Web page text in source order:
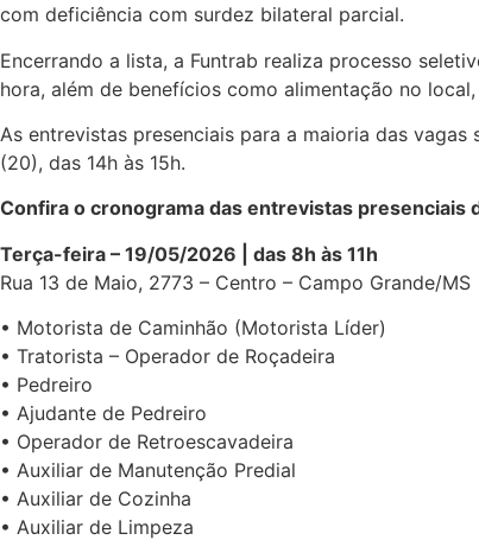
com deficiência com surdez bilateral parcial.
Encerrando a lista, a Funtrab realiza processo
hora, além de benefícios como alimentação no
As entrevistas presenciais para a maioria das
(20), das 14h às 15h.
Confira o cronograma das entrevistas presenciais
Terça-feira – 19/05/2026 | das 8h às 11h
Rua 13 de Maio, 2773 – Centro – Campo Grande/MS
• Motorista de Caminhão (Motorista Líder)
• Tratorista – Operador de Roçadeira
• Pedreiro
• Ajudante de Pedreiro
• Operador de Retroescavadeira
• Auxiliar de Manutenção Predial
• Auxiliar de Cozinha
• Auxiliar de Limpeza